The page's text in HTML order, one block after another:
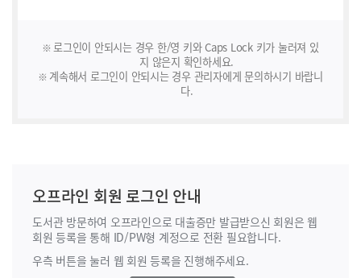
로그인이 안되시는 경우 한/영 키와 Caps Lock 키가 눌러져 있
지 않은지 확인하세요.
계속해서 로그인이 안되시는 경우 관리자에게 문의하시기 바랍니
다.
오프라인 회원 로그인 안내
도서관 방문하여 오프라인으로 대출증만 발급받으신 회원은 웹
회원 등록을 통해 ID/PW형 계정으로 전환 필요합니다.
우측 버튼을 눌러 웹 회원 등록을 진행해주세요.